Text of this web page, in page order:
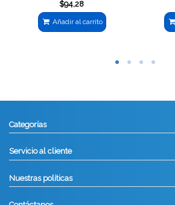
$94,28
Añadir al carrito
Categorías
Servicio al cliente
Nuestras políticas